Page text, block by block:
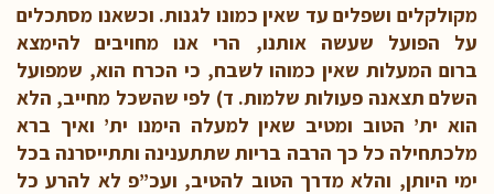
מקולקלים ושפלים עד שאין כמונו לגנות. וכשאנו מסתכלים
על הפועל שעשה אותנו, הרי אנו מחויבים להימצא
ברום המעלות שאין כמוהו לשבח, כי הכרח הוא, שמפועל
השלם תצאנה פעולות שלמות. ד) לפי שהשכל מחייב, הלא
הוא ית’ הטוב ומטיב שאין למעלה הימנו ית’ ואיך ברא
מלכתחילה כל כך הרבה בריות שתתענינה ותתייסרנה בכל
ימי היותן, והלא מדרך הטוב להטיב, ועכ”פ לא להרע כל